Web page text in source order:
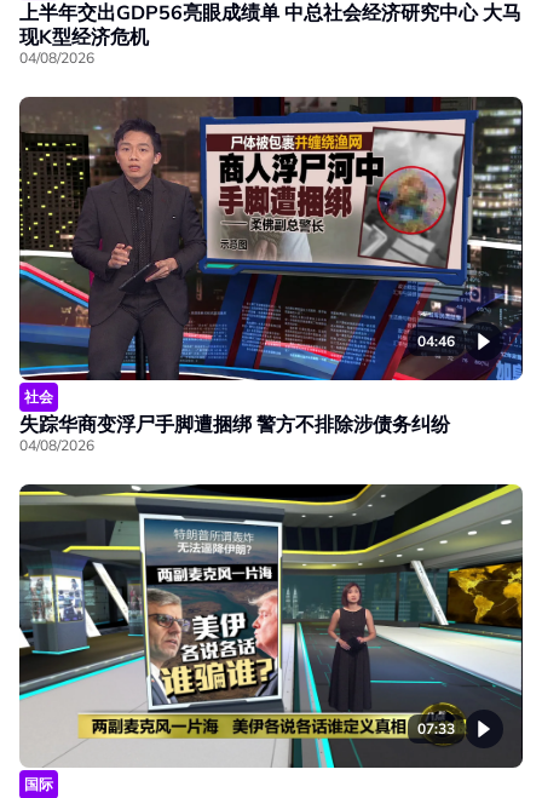
上半年交出GDP56亮眼成绩单 中总社会经济研究中心 大马
现K型经济危机
04/08/2026
04:46
社会
失踪华商变浮尸手脚遭捆绑 警方不排除涉债务纠纷
04/08/2026
07:33
国际